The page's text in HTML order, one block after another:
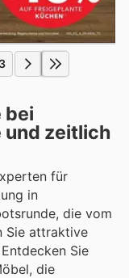
bei
und zeitlich
für
in
die vom
Sie attraktive
Sie
die